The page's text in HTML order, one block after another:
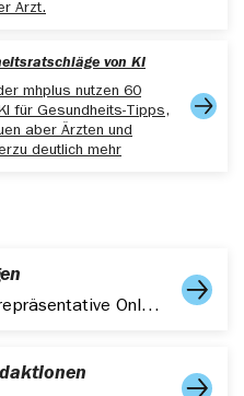
Arzt.
von KI
mhplus nutzen 60
für Gesundheits-Tipps,
aber Ärzten und
deutlich mehr
Regelmäßig erstellen wir repräsentative Online-Umfragen zu aktuellen Themen aus der Gesundheit oder Prävention.